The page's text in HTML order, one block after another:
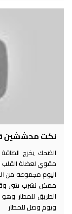
نكت محششين
الضحك يخرج
مقوي لعضلة القلب
اليوم مجموعه من
ممكن نشرب شي
الطريق للمطار وهو
ويوم وصل للمطار